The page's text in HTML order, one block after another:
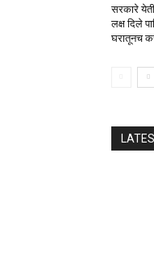
सरकारे
लक्ष दिले
घरातूनच